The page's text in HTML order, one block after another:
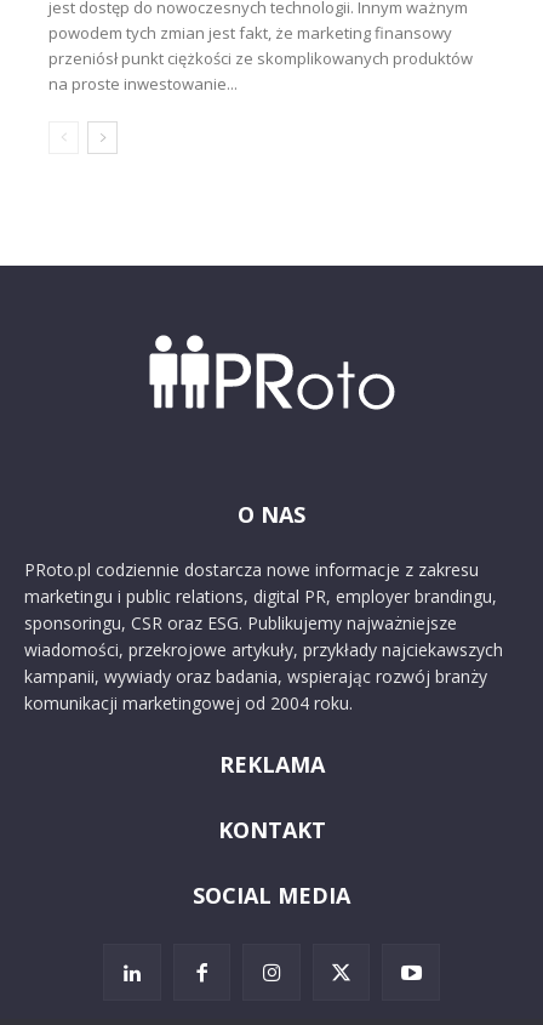
jest dostęp do nowoczesnych technologii. Innym ważnym
powodem tych zmian jest fakt, że marketing finansowy
przeniósł punkt ciężkości ze skomplikowanych produktów
na proste inwestowanie...
O NAS
PRoto.pl codziennie dostarcza nowe informacje z zakresu
marketingu i public relations, digital PR, employer brandingu,
sponsoringu, CSR oraz ESG. Publikujemy najważniejsze
wiadomości, przekrojowe artykuły, przykłady najciekawszych
kampanii, wywiady oraz badania, wspierając rozwój branży
komunikacji marketingowej od 2004 roku.
REKLAMA
KONTAKT
SOCIAL MEDIA